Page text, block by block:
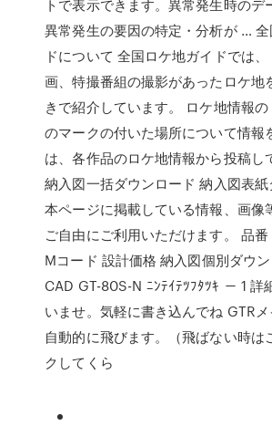
トで表示できます。異常発生時のデ
異常発生の要因の特定・分析が …
ドについて 全国ロケ地ガイドでは
画、特撮番組の撮影があったロケ地
きで紹介しています。 ロケ地情報の
のマークの付いた場所について情報
は、各作品のロケ地情報から投稿し
納入図一括ダウンロード 納入図表紙
本ページに掲載している情報、画像
ご自由にご利用いただけます。 品
Mコード 設計価格 納入図個別ダウ
CAD GT-80S-N ﾆﾝﾃｲﾃﾂﾌﾀﾂｷ － 1 詳
いませ。気軽に書き込んでね GTR
自動的に飛びます。（飛ばない時は
クしてくら